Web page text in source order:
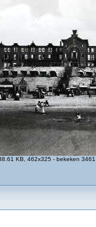
KB, 462x325 - bekeken 3461